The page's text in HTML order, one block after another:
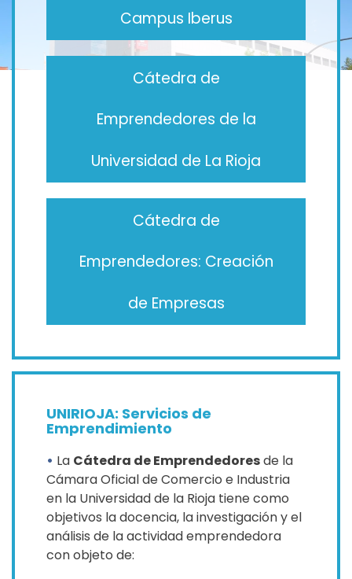
Campus Iberus
Cátedra de
Emprendedores de la
Universidad de La Rioja
Cátedra de
Emprendedores: Creación
de Empresas
UNIRIOJA: Servicios de
Emprendimiento
• La Cátedra de Emprendedoresde la
Cámara Oficial de Comercio e Industria
en la Universidad de la Rioja tiene como
objetivos la docencia, la investigación y el
análisis de la actividad emprendedora
con objeto de: